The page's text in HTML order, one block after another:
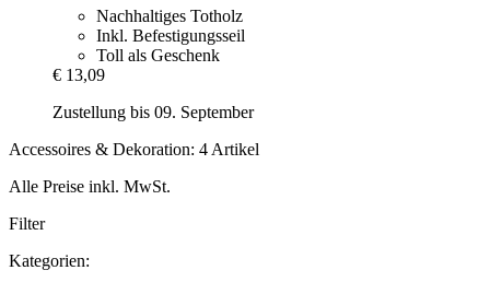
Nachhaltiges Totholz
Inkl. Befestigungsseil
Toll als Geschenk
€ 13,09
Zustellung bis 09. September
Accessoires & Dekoration: 4 Artikel
Alle Preise inkl. MwSt.
Filter
Kategorien: